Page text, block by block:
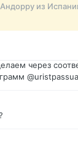
из
в
через
@uristpassua